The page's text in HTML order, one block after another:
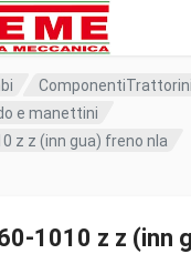
e manettini
z z (inn gua) freno nla
1010 z z (inn